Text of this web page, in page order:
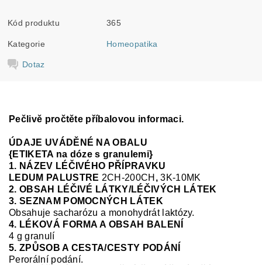
Kód produktu 365
Kategorie Homeopatika
Dotaz
Pečlivě pročtěte příbalovou informaci.
ÚDAJE UVÁDĚNÉ NA OBALU
{ETIKETA na dóze s granulemi}
1. NÁZEV LÉČIVÉHO PŘÍPRAVKU
LEDUM PALUSTRE 2CH-200CH ,3K-10MK
2. OBSAH LÉČIVÉ LÁTKY/LÉČIVÝCH LÁTEK
3. SEZNAM POMOCNÝCH LÁTEK
Obsahuje sacharózu a monohydrát laktózy.
4. LÉKOVÁ FORMA A OBSAH BALENÍ
4 g granulí
5. ZPŮSOB A CESTA/CESTY PODÁNÍ
Perorální podání.